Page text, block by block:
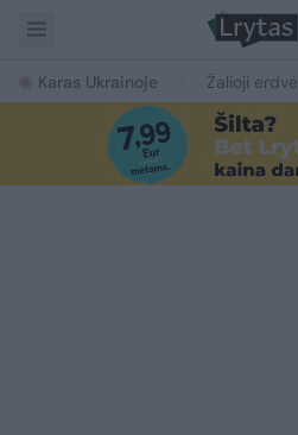
Karas Ukrainoje Žalioji erdvė